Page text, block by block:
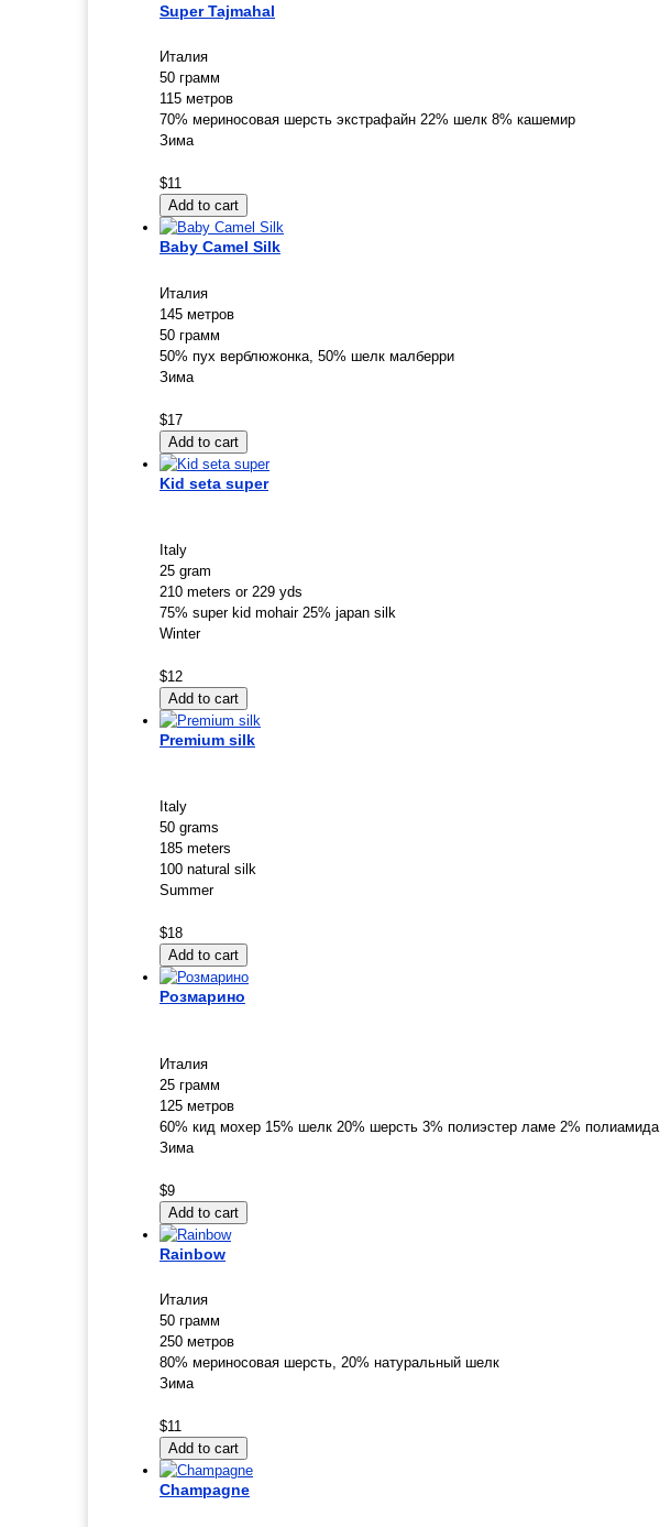
Super Tajmahal
Италия
50 грамм
115 метров
70% мериносовая шерсть экстрафайн 22% шелк 8% кашемир
Зима
$11
Baby Camel Silk
Италия
145 метров
50 грамм
50% пух верблюжонка, 50% шелк малберри
Зима
$17
Kid seta super
Italy
25 gram
210 meters or 229 yds
75% super kid mohair 25% japan silk
Winter
$12
Premium silk
Italy
50 grams
185 meters
100 natural silk
Summer
$18
Розмарино
Италия
25 грамм
125 метров
60% кид мохер 15% шелк 20% шерсть 3% полиэстер ламе 2% полиамида
Зима
$9
Rainbow
Италия
50 грамм
250 метров
80% мериносовая шерсть, 20% натуральный шелк
Зима
$11
Champagne